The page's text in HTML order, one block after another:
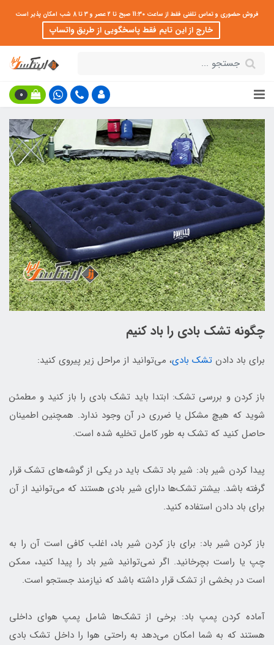
فروش حضوری و تماس تلفنی فقط از ساعت 11:30 صبح تا 2 عصر و 3 تا 8 شب امکان پذیر است
خارج از این تایم فقط پاسخگویی از طریق واتساپ
0
چگونه تشک بادی را باد کنیم
برای باد دادن تشک بادی، می‌توانید از مراحل زیر پیروی کنید:
باز کردن و بررسی تشک: ابتدا باید تشک بادی را باز کنید و مطمئن
شوید که هیچ مشکل یا ضرری در آن وجود ندارد. همچنین اطمینان
حاصل کنید که تشک به طور کامل تخلیه شده است.
پیدا کردن شیر باد: شیر باد تشک باید در یکی از گوشه‌های تشک قرار
گرفته باشد. بیشتر تشک‌ها دارای شیر بادی هستند که می‌توانید از آن
برای باد دادن استفاده کنید.
باز کردن شیر باد: برای باز کردن شیر باد، اغلب کافی است آن را به
چپ یا راست بچرخانید. اگر نمی‌توانید شیر باد را پیدا کنید، ممکن
است در بخشی از تشک قرار داشته باشد که نیازمند جستجو است.
آماده کردن پمپ باد: برخی از تشک‌ها شامل پمپ هوای داخلی
هستند که به شما امکان می‌دهد به راحتی هوا را داخل تشک بادی